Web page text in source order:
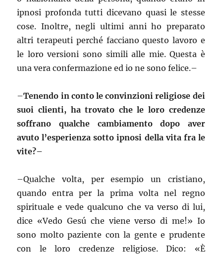
ipnosi profonda tutti dicevano quasi le stesse
cose. Inoltre, negli ultimi anni ho preparato
altri terapeuti perché facciano questo lavoro e
le loro versioni sono simili alle mie. Questa è
una vera confermazione ed io ne sono felice.–
–Tenendo in conto le convinzioni religiose dei
suoi clienti, ha trovato che le loro credenze
soffrano qualche cambiamento dopo aver
avuto l’esperienza sotto ipnosi della vita fra le
vite?–
–Qualche volta, per esempio un cristiano,
quando entra per la prima volta nel regno
spirituale e vede qualcuno che va verso di lui,
dice «Vedo Gesú che viene verso di me!» Io
sono molto paziente con la gente e prudente
con le loro credenze religiose. Dico: «È